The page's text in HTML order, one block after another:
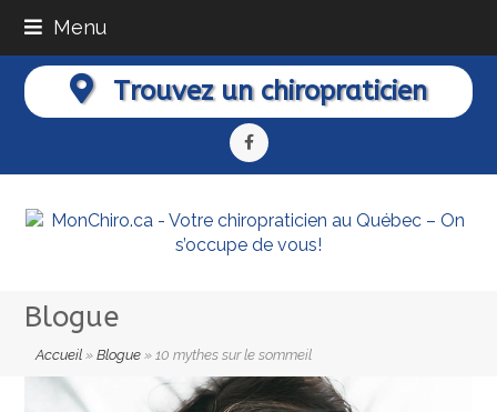
Menu
Trouvez un chiropraticien
Facebook
Blogue
Accueil »Blogue »10 mythes sur le sommeil